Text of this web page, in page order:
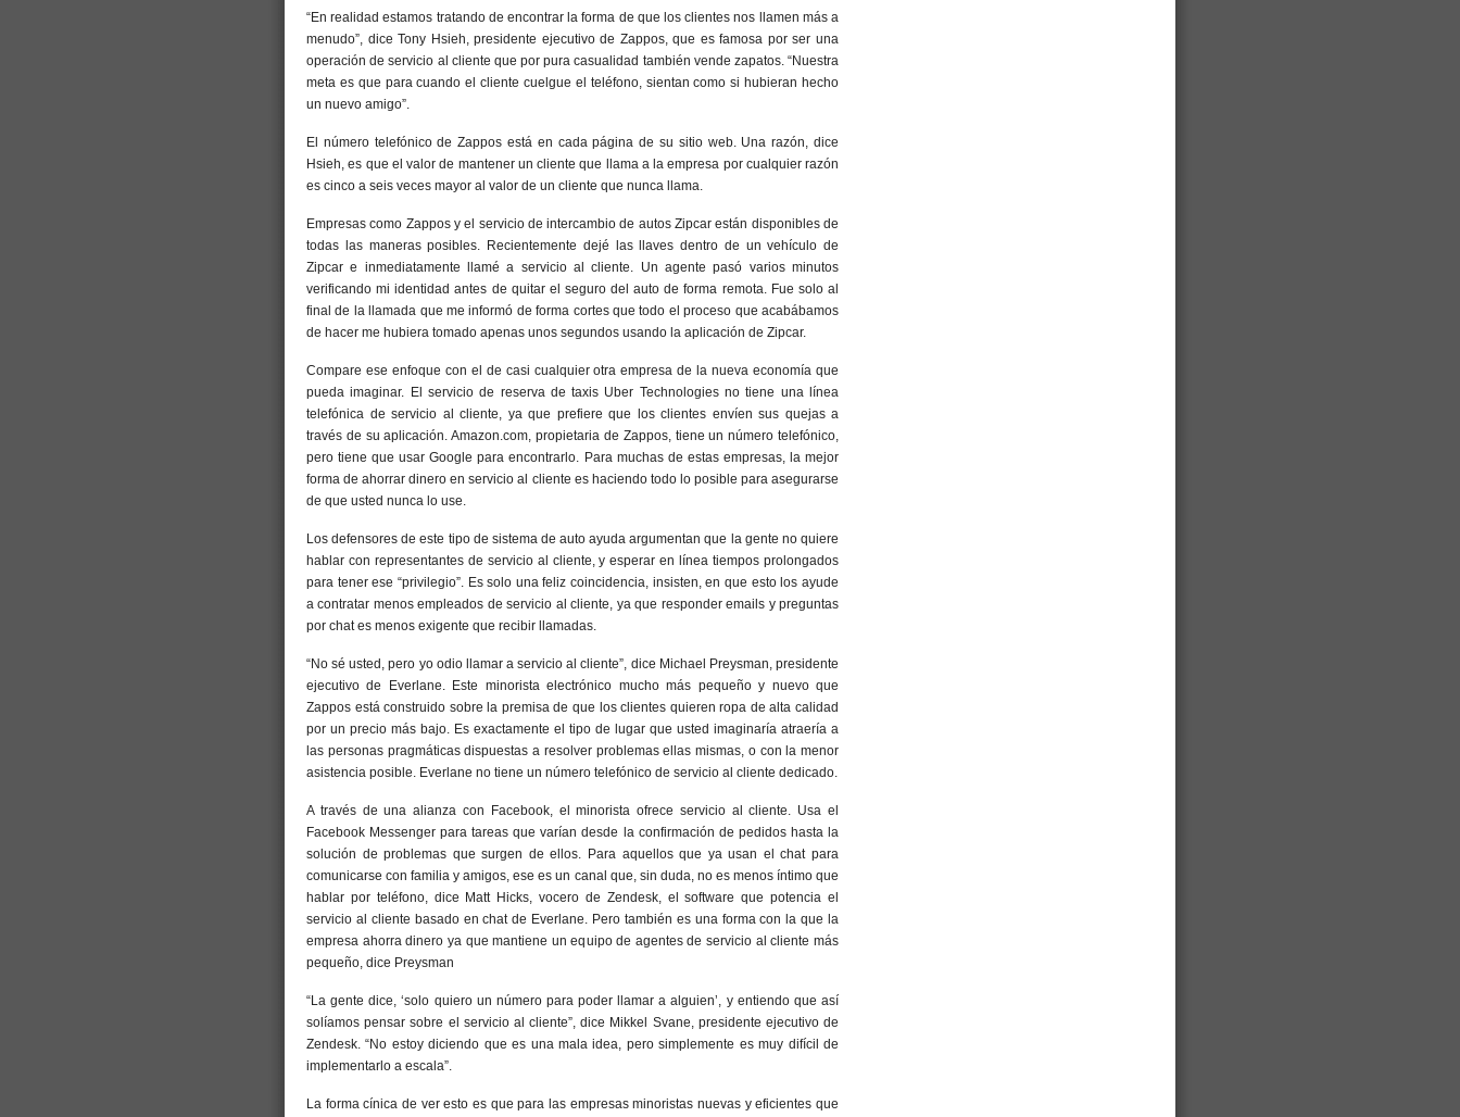
“En realidad estamos tratando de encontrar la forma de que los clientes nos llamen más a
menudo”, dice Tony Hsieh, presidente ejecutivo de Zappos, que es famosa por ser una
operación de servicio al cliente que por pura casualidad también vende zapatos. “Nuestra
meta es que para cuando el cliente cuelgue el teléfono, sientan como si hubieran hecho
un nuevo amigo”.
El número telefónico de Zappos está en cada página de su sitio web. Una razón, dice
Hsieh, es que el valor de mantener un cliente que llama a la empresa por cualquier razón
es cinco a seis veces mayor al valor de un cliente que nunca llama.
Empresas como Zappos y el servicio de intercambio de autos Zipcar están disponibles de
todas las maneras posibles. Recientemente dejé las llaves dentro de un vehículo de
Zipcar e inmediatamente llamé a servicio al cliente. Un agente pasó varios minutos
verificando mi identidad antes de quitar el seguro del auto de forma remota. Fue solo al
final de la llamada que me informó de forma cortes que todo el proceso que acabábamos
de hacer me hubiera tomado apenas unos segundos usando la aplicación de Zipcar.
Compare ese enfoque con el de casi cualquier otra empresa de la nueva economía que
pueda imaginar. El servicio de reserva de taxis Uber Technologies no tiene una línea
telefónica de servicio al cliente, ya que prefiere que los clientes envíen sus quejas a
través de su aplicación. Amazon.com, propietaria de Zappos, tiene un número telefónico,
pero tiene que usar Google para encontrarlo. Para muchas de estas empresas, la mejor
forma de ahorrar dinero en servicio al cliente es haciendo todo lo posible para asegurarse
de que usted nunca lo use.
Los defensores de este tipo de sistema de auto ayuda argumentan que la gente no quiere
hablar con representantes de servicio al cliente, y esperar en línea tiempos prolongados
para tener ese “privilegio”. Es solo una feliz coincidencia, insisten, en que esto los ayude
a contratar menos empleados de servicio al cliente, ya que responder emails y preguntas
por chat es menos exigente que recibir llamadas.
“No sé usted, pero yo odio llamar a servicio al cliente”, dice Michael Preysman, presidente
ejecutivo de Everlane. Este minorista electrónico mucho más pequeño y nuevo que
Zappos está construido sobre la premisa de que los clientes quieren ropa de alta calidad
por un precio más bajo. Es exactamente el tipo de lugar que usted imaginaría atraería a
las personas pragmáticas dispuestas a resolver problemas ellas mismas, o con la menor
asistencia posible. Everlane no tiene un número telefónico de servicio al cliente dedicado.
A través de una alianza con Facebook,el minorista ofrece servicio al cliente. Usa el
Facebook Messenger para tareas que varían desde la confirmación de pedidos hasta la
solución de problemas que surgen de ellos. Para aquellos que ya usan el chat para
comunicarse con familia y amigos, ese es un canal que, sin duda, no es menos íntimo que
hablar por teléfono, dice Matt Hicks, vocero de Zendesk,el software que potencia el
servicio al cliente basado en chat de Everlane. Pero también es una forma con la que la
empresa ahorra dinero ya que mantiene un equipo de agentes de servicio al cliente más
pequeño, dice Preysman
“La gente dice, ‘solo quiero un número para poder llamar a alguien’, y entiendo que así
solíamos pensar sobre el servicio al cliente”, dice Mikkel Svane, presidente ejecutivo de
Zendesk. “No estoy diciendo que es una mala idea, pero simplemente es muy difícil de
implementarlo a escala”.
La forma cínica de ver esto es que para las empresas minoristas nuevas y eficientes que